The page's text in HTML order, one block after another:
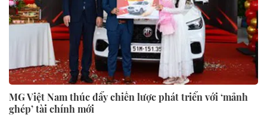
MG Việt Nam thúc đẩy chiến lược phát triển với ‘mảnh
ghép’ tài chính mới